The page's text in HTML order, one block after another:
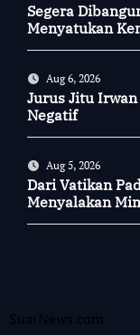
Segera
Menyatukan
Aug 6, 2026
Jurus Jitu
Negatif
Aug 5, 2026
Dari Vatikan
Menyalakan
SuarNews.com